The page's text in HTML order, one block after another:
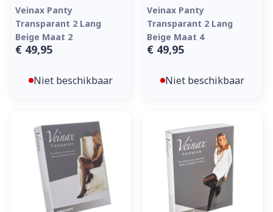
Veinax Panty
Transparant 2 Lang
Beige Maat 2
€ 49,95
Niet beschikbaar
Veinax Panty
Transparant 2 Lang
Beige Maat 4
€ 49,95
Niet beschikbaar